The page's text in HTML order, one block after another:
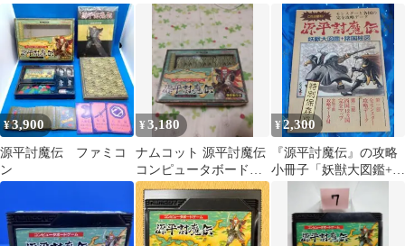
初版
¥3,900
源平討魔伝 ファミコ
ン
¥3,180
ナムコット 源平討魔伝
コンピュータボードゲ
ーム
¥2,300
『源平討魔伝』の攻略
小冊子「妖獣大図鑑+諸
国絵図 特別保存版」フ
ァミマガ